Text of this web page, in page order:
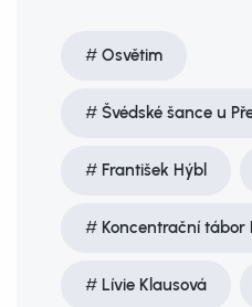
Osvětim
Švédské šance u
František Hýbl
Koncentrační tábor
Lívie Klausová